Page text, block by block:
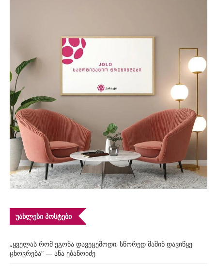
ᲣᲐᲮᲚᲔᲡᲘ ᲞᲝᲡᲢᲔᲑᲘ
„ყველას რომ ეგონა დავეცემოდი, სწორედ მაშინ დავიწყე
ცხოვრება“ — ანა ებანოიძე